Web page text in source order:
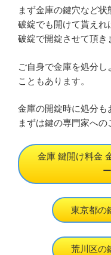
まず金庫の鍵穴など状
破綻でも開けて貰えれ
破綻で開錠させて頂き
ご自身で金庫を処分
こともあります。
金庫の開錠時に処分も
まずは鍵の専門家への
金庫 鍵開け料金
東京都の
荒川区の